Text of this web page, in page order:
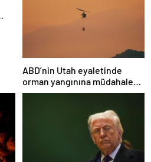
ABD’nin Utah eyaletinde
orman yangınına müdahale
eden helikopter düştü